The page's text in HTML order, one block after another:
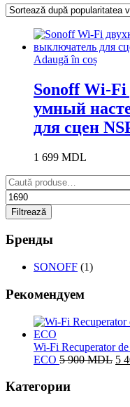
Adaugă în coș
Sonoff Wi-
умный
для сцен
1 699 MDL
Caută
după:
Preț
minim
Filtrează
Бренды
SONOFF (1)
Рекомендуем
Wi-Fi Recuperator
ECO 5 900MDL 5
Категории